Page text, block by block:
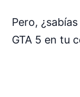
Pero,
GTA 5 en tu